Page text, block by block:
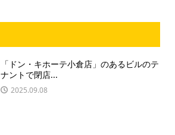
「ドン・キホーテ小倉店」のあるビルのテ
ナントで閉店...
2025.09.08